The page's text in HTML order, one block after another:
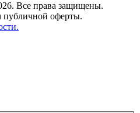
Все права защищены.
публичной оферты.